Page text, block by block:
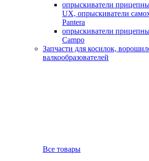
опрыскиватели
UX, опрыскиватели
Pantera
опрыскиватели
Campo
Запчасти для косилок,
валкообразователей
Все товары